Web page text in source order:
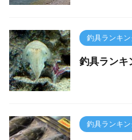
釣具ランキ
釣具ラン
釣具ランキ